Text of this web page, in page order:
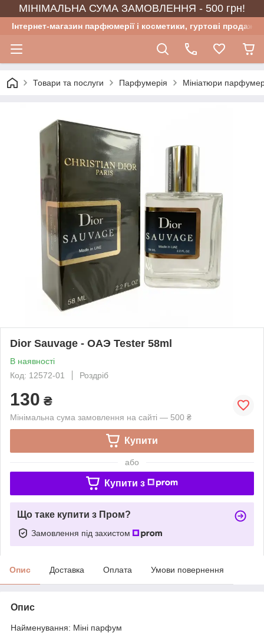
МІНІМАЛЬНА СУМА ЗАМОВЛЕННЯ - 500 грн!
Інтернет-магазин парфюмерії і косметики, гуртові продажі
Товари та послуги Парфумерія Мініатюри
Dior Sauvage - ОАЭ Tester 58ml
В наявності
Код: 12572-01
Роздріб
130 ₴
Мінімальна сума замовлення на сайті — 500 ₴
Купити
або
Купити з
Що таке купити з Пром?
Замовлення під захистом
Опис Доставка Оплата Умови повернення
Опис
Найменування: Міні парфум